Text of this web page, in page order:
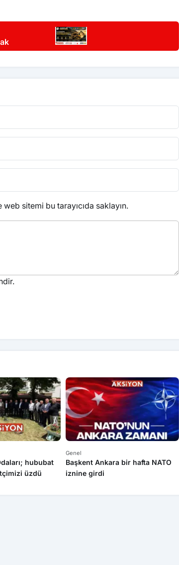
sitemi bu tarayıcıda saklayın.
hububat
üzdü
Genel
Başkent Ankara bir hafta NATO
iznine girdi